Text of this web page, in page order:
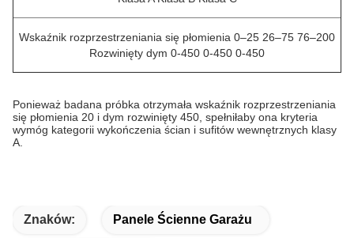
Wskaźnik rozprzestrzeniania się płomienia 0–25 26–75 76–200
Rozwinięty dym 0-450 0-450 0-450
Ponieważ badana próbka otrzymała wskaźnik rozprzestrzeniania
się płomienia 20 i dym rozwinięty 450, spełniłaby ona kryteria
wymóg kategorii wykończenia ścian i sufitów wewnętrznych klasy
A.
Znaków: Panele Ścienne Garażu